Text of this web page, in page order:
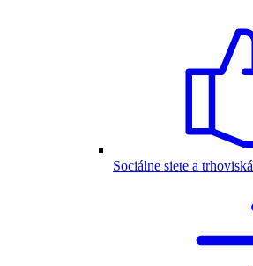
Sociálne siete a trhoviská